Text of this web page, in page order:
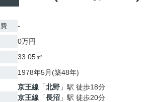
-
0万円
33.05㎡
1978年5月(築48年)
京王線 「北野 」駅 徒歩18分
京王線 「長沼 」駅 徒歩20分